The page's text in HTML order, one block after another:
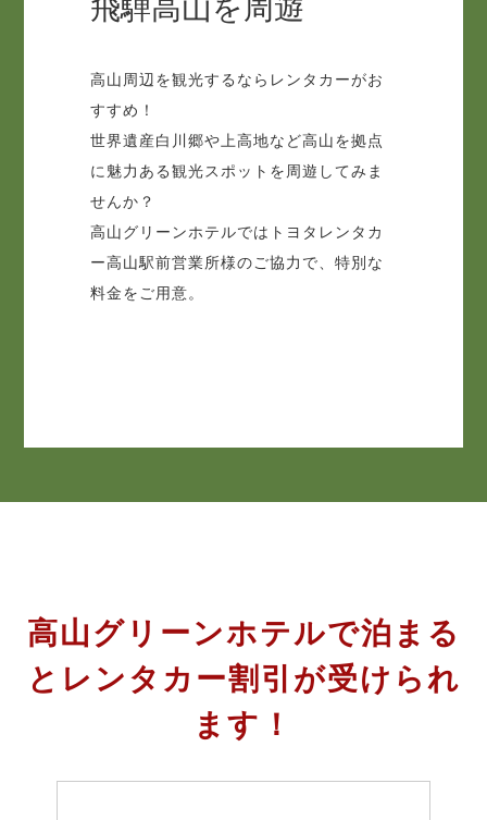
飛騨高山を周遊
高山周辺を観光するならレンタカーがお
すすめ！
世界遺産白川郷や上高地など高山を拠点
に魅力ある観光スポットを周遊してみま
せんか？
高山グリーンホテルではトヨタレンタカ
ー高山駅前営業所様のご協力で、特別な
料金をご用意。
高山グリーンホテルで泊まる
とレンタカー割引が受けられ
ます！